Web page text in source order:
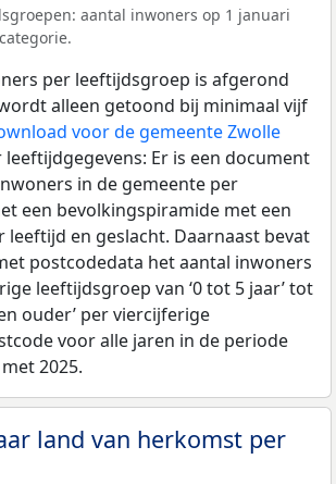
aantal inwoners op 1 januari
per leeftijdsgroep is afgerond
alleen getoond bij minimaal vijf
voor de gemeente Zwolle
leeftijdgegevens: Er is een document
in de gemeente per
een bevolkingspiramide met een
leeftijd en geslacht. Daarnaast bevat
postcodedata het aantal inwoners
leeftijdsgroep van ‘0 tot 5 jaar’ tot
ouder’ per viercijferige
voor alle jaren in de periode
2025.
land van herkomst per